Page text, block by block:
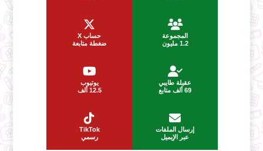
المجموعة
1.2 مليون
حساب X
ضغطة متابعة
عقيلة طايبي
69 ألف متابع
يوتيوب
12.5 ألف
إرسال الملفات
عبر الإيميل
TikTok
رسمي